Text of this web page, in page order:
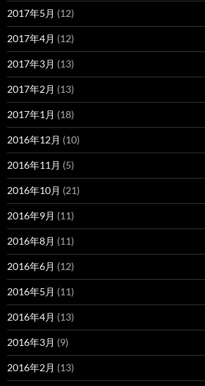
2017年5月 (12)
2017年4月 (12)
2017年3月 (13)
2017年2月 (13)
2017年1月 (18)
2016年12月 (10)
2016年11月 (5)
2016年10月 (21)
2016年9月 (11)
2016年8月 (11)
2016年6月 (12)
2016年5月 (11)
2016年4月 (13)
2016年3月 (9)
2016年2月 (13)